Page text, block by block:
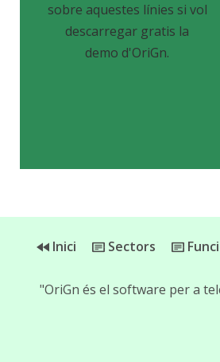
sobre aquestes línies si vol
descarregar gratis la
demo d'OriGn.
Inici Sectors
"OriGn és el software per a